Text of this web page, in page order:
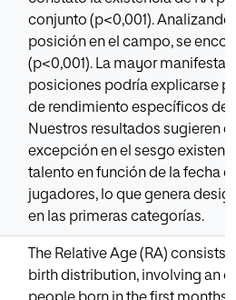
conjunto (p<0,001).
posición en el campo, se
(p<0,001). La mayor
posiciones podría explicarse
de rendimiento específicos de
Nuestros resultados sugieren
excepción en el sesgo
talento en función de la fecha
jugadores, lo que genera
en las primeras categorías.
The Relative Age (RA)
birth distribution, involving an